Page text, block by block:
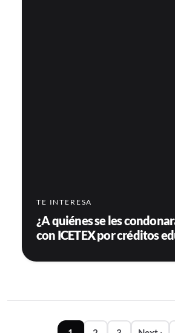
TE INTERESA
¿A quiénes se les
con ICETEX por créditos
Paginación